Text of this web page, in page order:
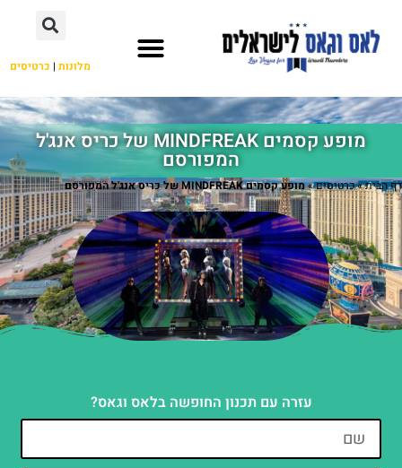
מלונות | כרטיסים
מופע קסמים MINDFREAK של כריס אנג'ל
המפורסם
דף הבית»כרטיסים»מופע קסמים MINDFREAK של כריס אנג'ל המפורסם
עזרה עם תכנון החופשה בלאס וגאס?